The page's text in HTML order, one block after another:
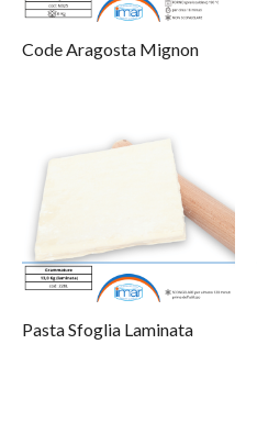
Code Aragosta Mignon
Pasta Sfoglia Laminata